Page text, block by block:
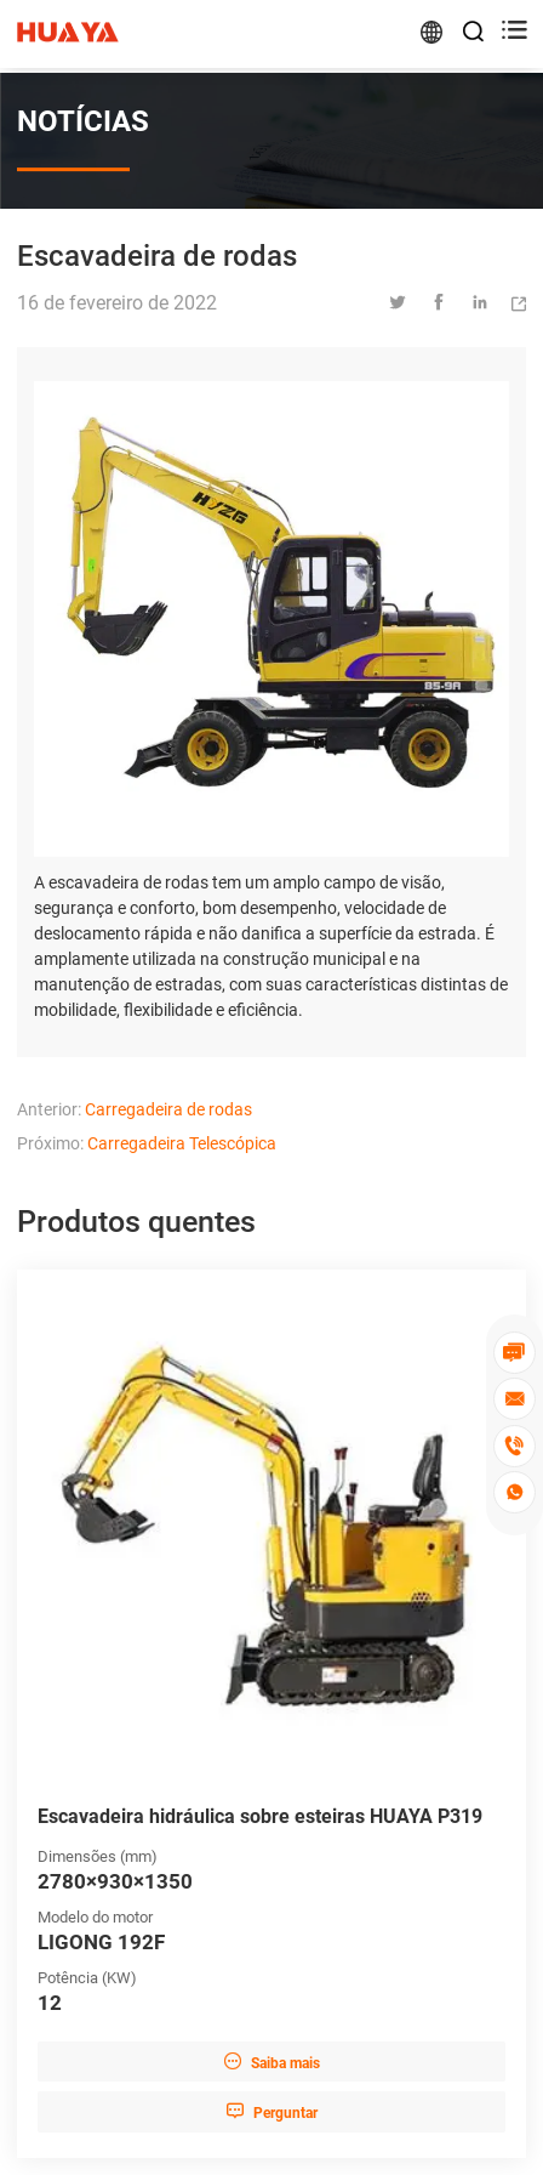
 




NOTÍCIAS
Escavadeira de rodas
16 de fevereiro de 2022    
A escavadeira de rodas tem um amplo campo de visão,
segurança e conforto, bom desempenho, velocidade de
deslocamento rápida e não danifica a superfície da estrada. É
amplamente utilizada na construção municipal e na
manutenção de estradas, com suas características distintas de
mobilidade, flexibilidade e eficiência.
Anterior:Carregadeira de rodas
Próximo:Carregadeira Telescópica
Produtos quentes
Escavadeira hidráulica sobre esteiras HUAYA P319
Dimensões (mm)
2780×930×1350
Modelo do motor
LIGONG 192F
Potência (KW)
12
 Saiba mais
 Perguntar